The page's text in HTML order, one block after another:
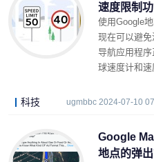
速度限制
使用Google
现在可以避
导航应用程
球速度计和速
科技 ugmbbc 2024-07-10
Google
地点的弹